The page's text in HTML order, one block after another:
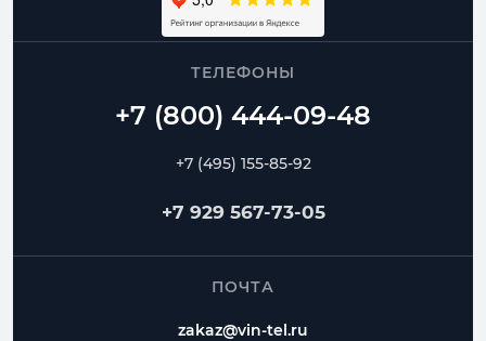
ТЕЛЕФОНЫ
+7 (495) 155-85-92
+7 929 567-73-05
ПОЧТА
zakaz@vin-tel.ru